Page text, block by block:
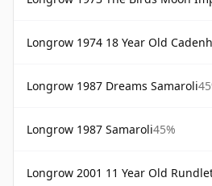
Longrow 1974 18 Year Old
Longrow 1987 Dreams Samaroli
Longrow 1987 Samaroli45%
Longrow 2001 11 Year Old